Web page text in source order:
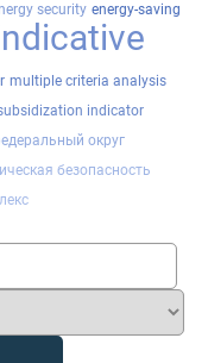
security energy-saving
multiple criteria analysis
indicator
округ
безопасность